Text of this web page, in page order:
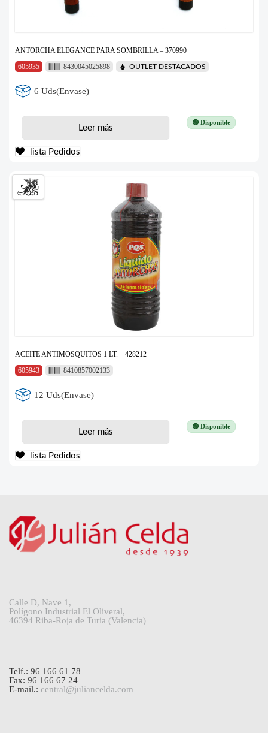
ANTORCHA ELEGANCE PARA SOMBRILLA – 370990
605935
8430045025898 OUTLET DESTACADOS
6 Uds(Envase)
🟢 Disponible
Leer más
lista Pedidos
ACEITE ANTIMOSQUITOS 1 LT. – 428212
605943
8410857002133
12 Uds(Envase)
🟢 Disponible
Leer más
lista Pedidos
Calle D, Nave 1,
Polígono Industrial El Oliveral,
46394 Riba-Roja de Turia (Valencia)
Telf.: 96 166 61 78
Fax: 96 166 67 24
E-mail.: central@juliancelda.com